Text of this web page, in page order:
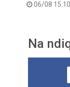
06/08 15:10
Na